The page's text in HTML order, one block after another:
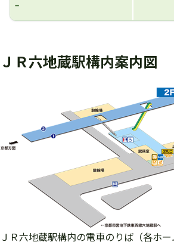
–
ＪＲ六地蔵駅構内案内図
ＪＲ六地蔵駅構内の電車のりば（各ホ